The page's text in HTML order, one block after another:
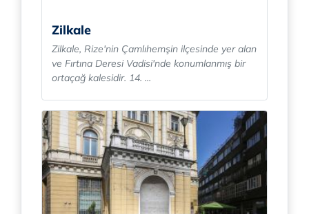
Zilkale
Zilkale, Rize'nin Çamlıhemşin ilçesinde yer alan
ve Fırtına Deresi Vadisi'nde konumlanmış bir
ortaçağ kalesidir. 14. ...